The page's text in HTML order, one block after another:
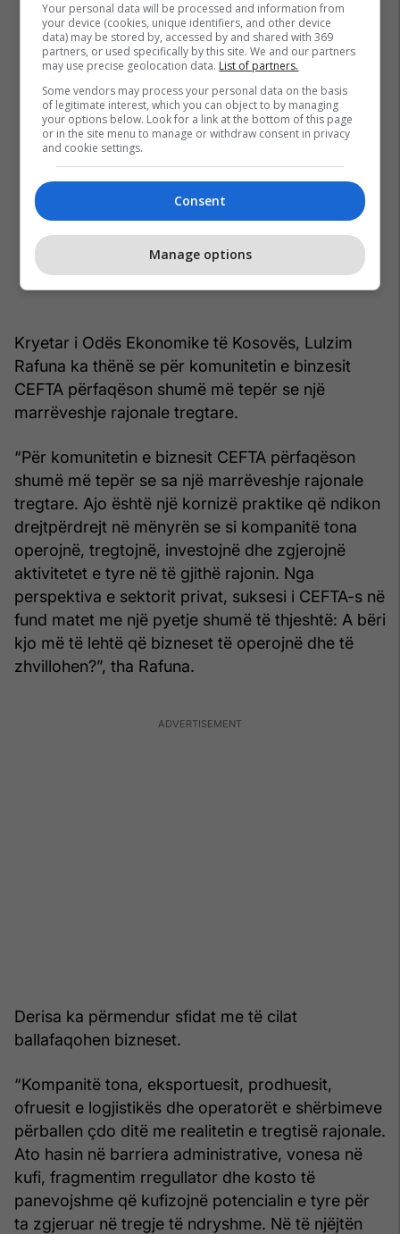
Kryetar i Odës Ekonomike të Kosovës, Lulzim
Rafuna ka thënë se për komunitetin e binzesit
CEFTA përfaqëson shumë më tepër se një
marrëveshje rajonale tregtare.
“Për komunitetin e biznesit CEFTA përfaqëson
shumë më tepër se sa një marrëveshje rajonale
tregtare. Ajo është një kornizë praktike që ndikon
drejtpërdrejt në mënyrën se si kompanitë tona
operojnë, tregtojnë, investojnë dhe zgjerojnë
aktivitetet e tyre në të gjithë rajonin. Nga
perspektiva e sektorit privat, suksesi i CEFTA-s në
fund matet me një pyetje shumë të thjeshtë: A bëri
kjo më të lehtë që bizneset të operojnë dhe të
zhvillohen?”, tha Rafuna.
Derisa ka përmendur sfidat me të cilat
ballafaqohen bizneset.
“Kompanitë tona, eksportuesit, prodhuesit,
ofruesit e logjistikës dhe operatorët e shërbimeve
përballen çdo ditë me realitetin e tregtisë rajonale.
Ato hasin në barriera administrative, vonesa në
kufi, fragmentim rregullator dhe kosto të
panevojshme që kufizojnë potencialin e tyre për
ta zgjeruar në tregje të ndryshme. Në të njëjtën
Your personal data will be processed and information from
your device (cookies, unique identifiers, and other device
data) may be stored by, accessed by and shared with 369
partners, or used specifically by this site. We and our partners
may use precise geolocation data. List of partners.
Some vendors may process your personal data on the basis
of legitimate interest, which you can object to by managing
your options below. Look for a link at the bottom of this page
or in the site menu to manage or withdraw consent in privacy
and cookie settings.
Consent
Manage options